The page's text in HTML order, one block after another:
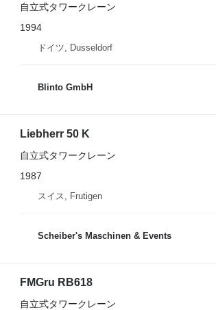
自立式タワークレーン
1994
ドイツ, Dusseldorf
Blinto GmbH
Liebherr 50 K
自立式タワークレーン
1987
スイス, Frutigen
Scheiber's Maschinen & Events
FMGru RB618
自立式タワークレーン